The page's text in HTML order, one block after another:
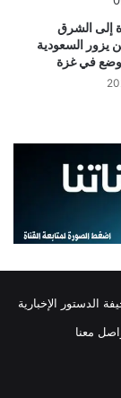
إلى الشرق
يزور السعودية
في غزة
الدستور الإخبارية
معنا